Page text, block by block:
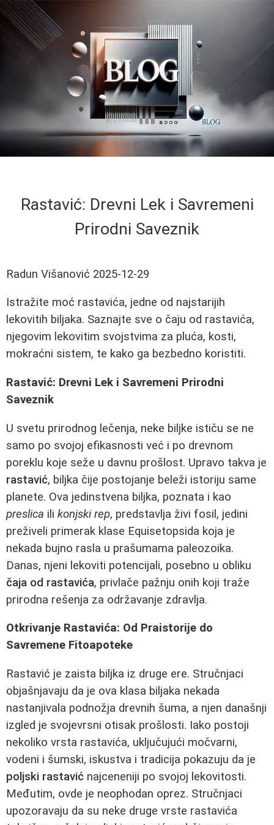
Rastavić: Drevni Lek i Savremeni
Prirodni Saveznik
Radun Višanović 2025-12-29
Istražite moć rastavića, jedne od najstarijih
lekovitih biljaka. Saznajte sve o čaju od rastavića,
njegovim lekovitim svojstvima za pluća, kosti,
mokraćni sistem, te kako ga bezbedno koristiti.
Rastavić: Drevni Lek i Savremeni Prirodni
Saveznik
U svetu prirodnog lečenja, neke biljke ističu se ne
samo po svojoj efikasnosti već i po drevnom
poreklu koje seže u davnu prošlost. Upravo takva je
rastavić, biljka čije postojanje beleži istoriju same
planete. Ova jedinstvena biljka, poznata i kao
preslica ili konjski rep, predstavlja živi fosil, jedini
preživeli primerak klase Equisetopsida koja je
nekada bujno rasla u prašumama paleozoika.
Danas, njeni lekoviti potencijali, posebno u obliku
čaja od rastavića, privlače pažnju onih koji traže
prirodna rešenja za održavanje zdravlja.
Otkrivanje Rastavića: Od Praistorije do
Savremene Fitoapoteke
Rastavić je zaista biljka iz druge ere. Stručnjaci
objašnjavaju da je ova klasa biljaka nekada
nastanjivala podnožja drevnih šuma, a njen današnji
izgled je svojevrsni otisak prošlosti. Iako postoji
nekoliko vrsta rastavića, uključujući močvarni,
vodeni i šumski, iskustva i tradicija pokazuju da je
poljski rastavić najceneniji po svojoj lekovitosti.
Međutim, ovde je neophodan oprez. Stručnjaci
upozoravaju da su neke druge vrste rastavića